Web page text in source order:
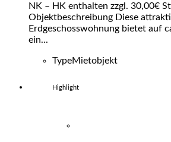
NK – HK enthalten zzgl. 30,00€
Objektbeschreibung Diese
Erdgeschosswohnung bietet auf
ein...
TypeMietobjekt
Highlight